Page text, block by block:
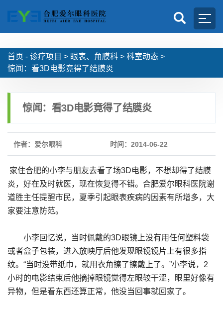
首页 - 诊疗项目 > 眼表、角膜科 > 科室动态 >
惊闻：看3D电影竟得了结膜炎
惊闻：看3D电影竟得了结膜炎
作者：爱尔眼科 时间：2014-06-22
家住合肥的小李与朋友去看了场3D电影，不想却得了结膜
炎，好在及时就医，现在恢复得不错。合肥爱尔眼科医院谢
道胜主任提醒市民，夏季引起眼表疾病的因素有所增多，大
家要注意防范。
小李回忆说，当时佩戴的3D眼镜上没有用任何塑料袋
或者盒子包装，进入放映厅后他发现眼镜镜片上有很多指
纹。“当时没带纸巾，就用衣角擦了擦戴上了。”小李说，2
小时的电影结束后他摘掉眼镜觉得左眼较干涩，眼里好像有
异物，但是看东西还算正常，他没当回事就回家了。